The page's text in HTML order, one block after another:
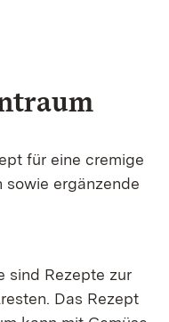
für eine cremige
sowie ergänzende
sind Rezepte zur
Das Rezept